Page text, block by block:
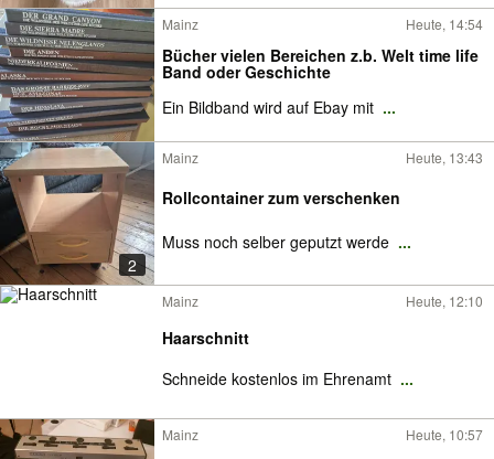
Mainz Heute, 14:54
Bücher vielen Bereichen z.b. Welt time life
Band oder Geschichte
Ein Bildband wird auf Ebay mit ...
2
Mainz Heute, 13:43
Rollcontainer zum verschenken
Muss noch selber geputzt werde ...
Mainz Heute, 12:10
Haarschnitt
Schneide kostenlos im Ehrenamt ...
Mainz Heute, 10:57